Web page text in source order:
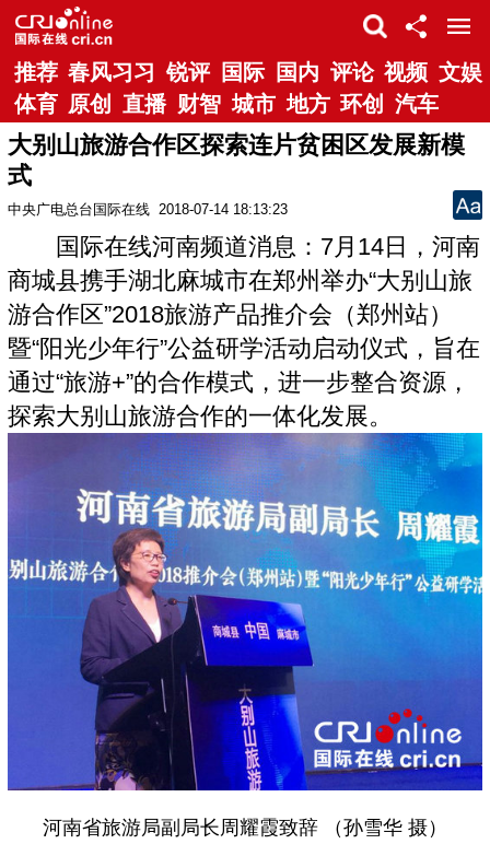
推荐 春风习习 锐评 国际 国内 评论 视频 文娱
体育 原创 直播 财智 城市 地方 环创 汽车
大别山旅游合作区探索连片贫困区发展新模
式
中央广电总台国际在线 2018-07-14 18:13:23
国际在线河南频道消息：7月14日，河南
商城县携手湖北麻城市在郑州举办“大别山旅
游合作区”2018旅游产品推介会（郑州站）
暨“阳光少年行”公益研学活动启动仪式，旨在
通过“旅游+”的合作模式，进一步整合资源，
探索大别山旅游合作的一体化发展。
河南省旅游局副局长周耀霞致辞 （孙雪华 摄）